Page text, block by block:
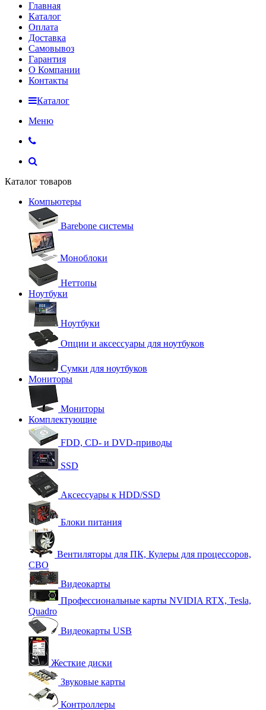
Главная
Каталог
Оплата
Доставка
Самовывоз
Гарантия
О Компании
Контакты
Каталог
Меню
Каталог товаров
Компьютеры
Barebone системы
Моноблоки
Неттопы
Ноутбуки
Ноутбуки
Опции и аксессуары для ноутбуков
Сумки для ноутбуков
Мониторы
Мониторы
Комплектующие
FDD, CD- и DVD-приводы
SSD
Аксессуары к HDD/SSD
Блоки питания
Вентиляторы для ПК, Кулеры для процессоров,
СВО
Видеокарты
Профессиональные карты NVIDIA RTX, Tesla,
Quadro
Видеокарты USB
Жесткие диски
Звуковые карты
Контроллеры